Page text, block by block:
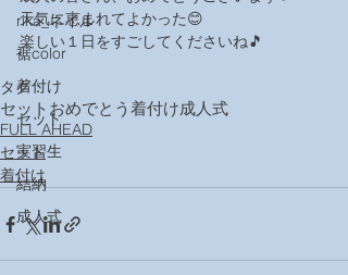
rika_ネイル
裾color
着付け
セット
実習生
結納
成人式
天気に恵まれてよかった😊
楽しい１日をすごしてくださいね🎵
タグ：
セット おめでとう 着付け成人式
FULL AHEAD
セット
着付け